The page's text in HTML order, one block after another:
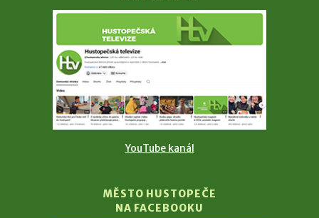
YouTube kanál
MĚSTO HUSTOPEČE
NA FACEBOOKU